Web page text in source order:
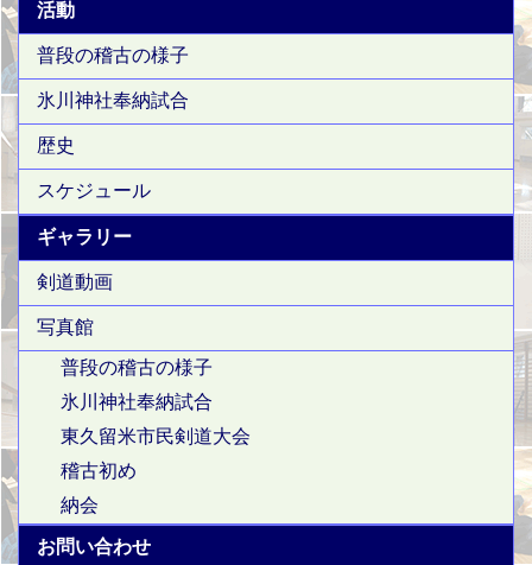
活動
普段の稽古の様子
氷川神社奉納試合
歴史
スケジュール
ギャラリー
剣道動画
写真館
普段の稽古の様子
氷川神社奉納試合
東久留米市民剣道大会
稽古初め
納会
お問い合わせ